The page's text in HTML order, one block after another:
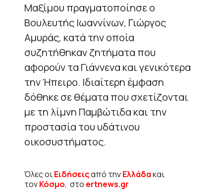
Μαξίμου πραγματοποίησε ο
Βουλευτής Ιωαννίνων, Γιώργος
Αμυράς, κατά την οποία
συζητήθηκαν ζητήματα που
αφορούν τα Γιάννενα και γενικότερα
την Ήπειρο. Ιδιαίτερη έμφαση
δόθηκε σε θέματα που σχετίζονται
με τη λίμνη Παμβώτιδα και την
προστασία του υδάτινου
οικοσυστήματος.
Όλες οιΕιδήσειςαπό τηνΕλλάδακαι
τονΚόσμο, στο ertnews.gr